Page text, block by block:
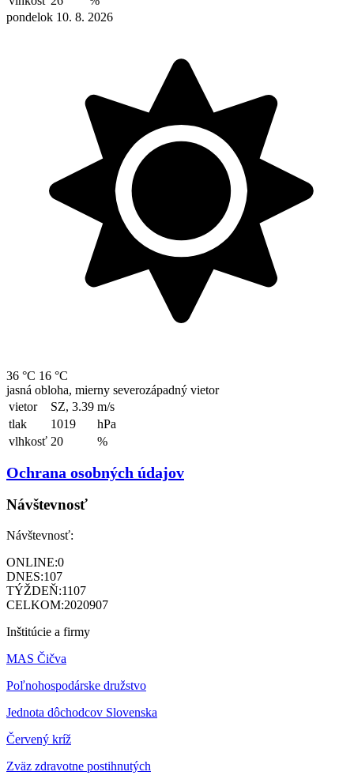
pondelok 10. 8. 2026
36 °C 16 °C
jasná obloha, mierny severozápadný vietor
vietor
SZ, 3.39 m/s
tlak
1019
hPa
vlhkosť 20 %
Ochrana osobných údajov
Návštevnosť
Návštevnosť:
ONLINE:0
DNES:107
TÝŽDEŇ:1107
CELKOM:2020907
Inštitúcie a firmy
MAS Čičva
Poľnohospodárske družstvo
Jednota dôchodcov Slovenska
Červený kríž
Zväz zdravotne postihnutých